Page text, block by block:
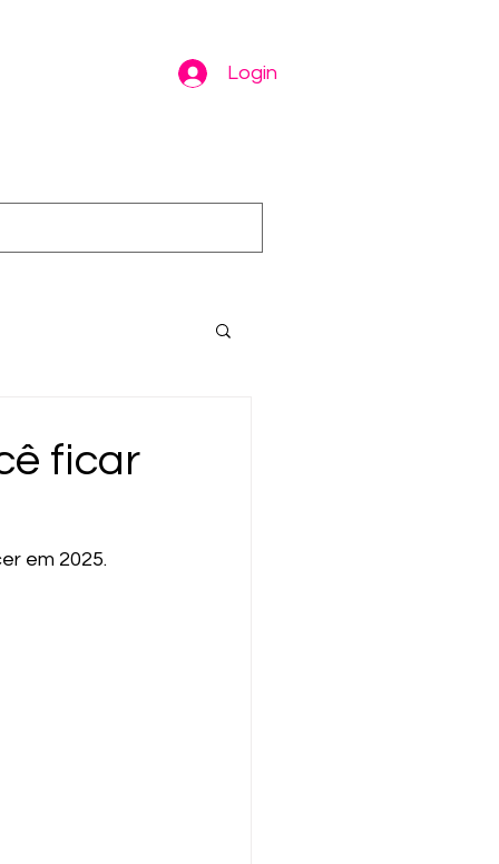
Login
ficar
em 2025.